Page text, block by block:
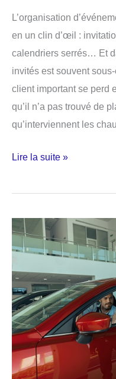
L’organisation
en un clin d’œil :
calendriers serrés… Et
invités est souvent
client important se perd
qu’il n’a pas trouvé de
qu’interviennent les
Événements
:
vraies
raisons
de
choisir
un
chauffeur
privé
Lire la suite »